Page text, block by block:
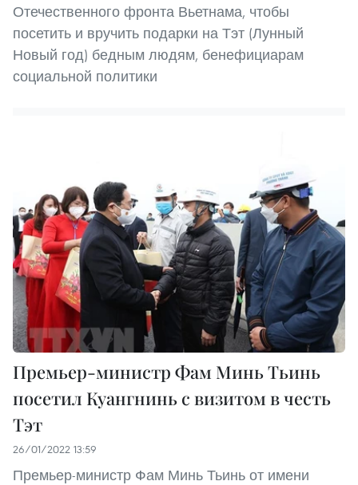
Отечественного фронта Вьетнама, чтобы
посетить и вручить подарки на Тэт (Лунный
Новый год) бедным людям, бенефициарам
социальной политики
Премьер-министр Фам Минь Тьинь
посетил Куангнинь с визитом в честь
Тэт
26/01/2022 13:59
Премьер-министр Фам Минь Тьинь от имени